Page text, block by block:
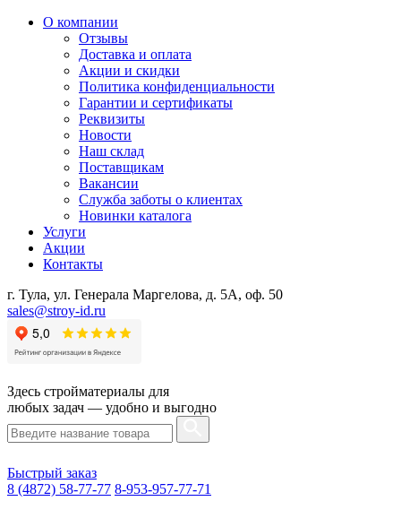
О компании
Отзывы
Доставка и оплата
Акции и скидки
Политика конфиденциальности
Гарантии и сертификаты
Реквизиты
Новости
Наш склад
Поставщикам
Вакансии
Служба заботы о клиентах
Новинки каталога
Услуги
Акции
Контакты
г. Тула, ул. Генерала Маргелова, д. 5А, оф. 50
sales@stroy-id.ru
Здесь стройматериалы для
любых задач — удобно и выгодно
Быстрый заказ
8 (4872) 58-77-77 8-953-957-77-71